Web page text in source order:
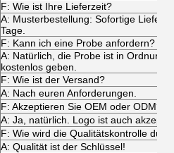
F: Wie ist Ihre Lieferzeit?
A: Musterbestellung: Sofortige
Tage.
F: Kann ich eine Probe anfordern?
A: Natürlich, die Probe ist in Ordnung
kostenlos geben.
F: Wie ist der Versand?
A: Nach euren Anforderungen.
F: Akzeptieren Sie OEM oder ODM?
A: Ja, natürlich. Logo ist auch
F: Wie wird die Qualitätskontrolle
A: Qualität ist der Schlüssel!